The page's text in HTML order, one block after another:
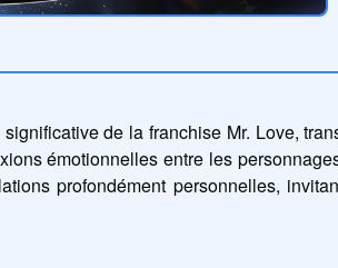
de la franchise Mr. Love,
émotionnelles entre les
profondément personnelles,